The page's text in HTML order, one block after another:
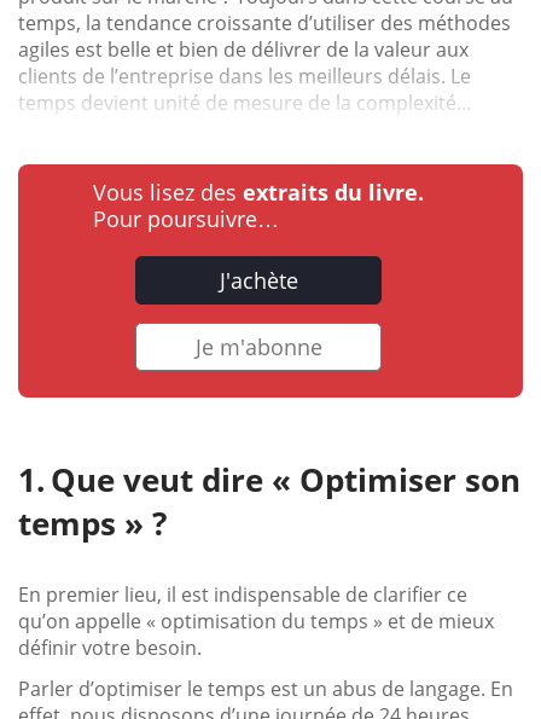
temps, la tendance croissante d’utiliser des méthodes
agiles est belle et bien de délivrer de la valeur aux
clients de l’entreprise dans les meilleurs délais. Le
temps devient unité de mesure de la complexité...
Vous lisez des extraits du livre.
Pour poursuivre…
J'achète
Je m'abonne
Que veut dire « Optimiser son
temps » ?
En premier lieu, il est indispensable de clarifier ce
qu’on appelle « optimisation du temps » et de mieux
définir votre besoin.
Parler d’optimiser le temps est un abus de langage. En